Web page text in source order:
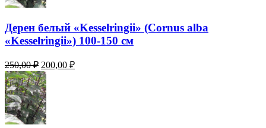
Дерен белый «Kesselringii» (Cornus alba
«Kesselringii») 100-150 см
250,00₽ Original
price
was:
250,00 ₽.
200,00 ₽Current